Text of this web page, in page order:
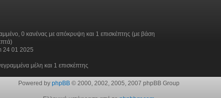
0 κανένας με απόκρυψη και 1 επισκέπτης (με βάση
24 01 2025
μέλη και 1 επισκέπτης
Powered by phpBB© 2000, 2002, 2005, 2007 phpBB Group